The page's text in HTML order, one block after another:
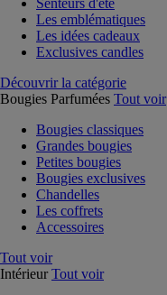
Les emblématiques
Les idées cadeaux
Exclusives candles
Découvrir la catégorie
Bougies Parfumées Tout voir
Bougies classiques
Grandes bougies
Petites bougies
Bougies exclusives
Chandelles
Les coffrets
Accessoires
Tout voir
Intérieur Tout voir